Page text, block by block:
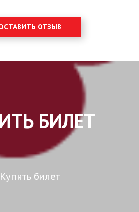
ОТЗЫВ
БИЛЕТ
Купить билет